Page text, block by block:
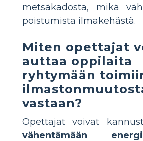
metsäkadosta, mikä
poistumista ilmakehästä.
Miten opettajat
auttaa oppilaita
ryhtymään
vastaan?
Opettajat voivat
vähentämään